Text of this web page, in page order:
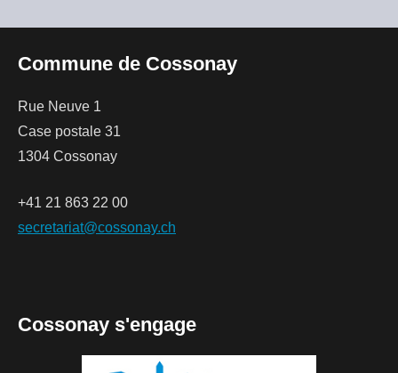
Commune de Cossonay
Rue Neuve 1
Case postale 31
1304 Cossonay
+41 21 863 22 00
secretariat@cossonay.ch
Cossonay s'engage